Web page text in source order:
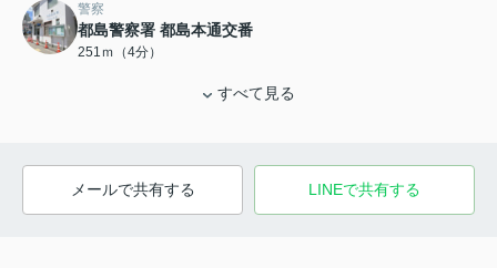
警察
都島警察署 都島本通交番
251ｍ（4分）
すべて見る
メールで共有する LINEで共有する